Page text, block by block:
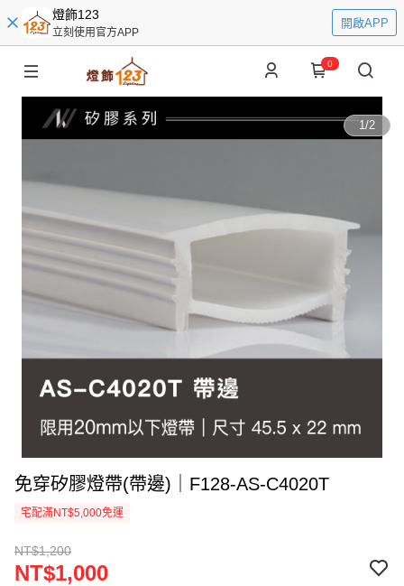
燈飾123
立刻使用官方APP
開啟APP
0
1/2
免穿矽膠燈帶(帶邊)｜F128-AS-C4020T
宅配滿NT$5,000免運
NT$1,200
NT$1,000